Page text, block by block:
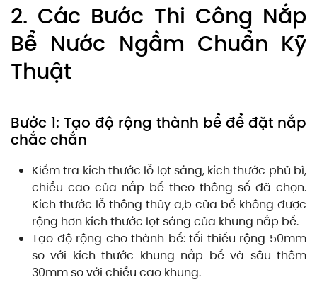
2. Các Bước Thi Công Nắp
Bể Nước Ngầm Chuẩn Kỹ
Thuật
Bước 1: Tạo độ rộng thành bể để đặt nắp
chắc chắn
Kiểm tra kích thước lỗ lọt sáng, kích thước phủ bì,
chiều cao của nắp bể theo thông số đã chọn.
Kích thước lỗ thông thủy a,b của bể không được
rộng hơn kích thước lọt sáng của khung nắp bể.
Tạo độ rộng cho thành bể: tối thiểu rộng 50mm
so với kích thước khung nắp bể và sâu thêm
30mm so với chiều cao khung.